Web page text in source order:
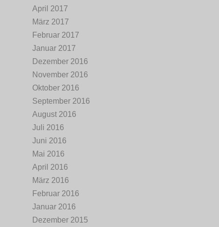
April 2017
März 2017
Februar 2017
Januar 2017
Dezember 2016
November 2016
Oktober 2016
September 2016
August 2016
Juli 2016
Juni 2016
Mai 2016
April 2016
März 2016
Februar 2016
Januar 2016
Dezember 2015